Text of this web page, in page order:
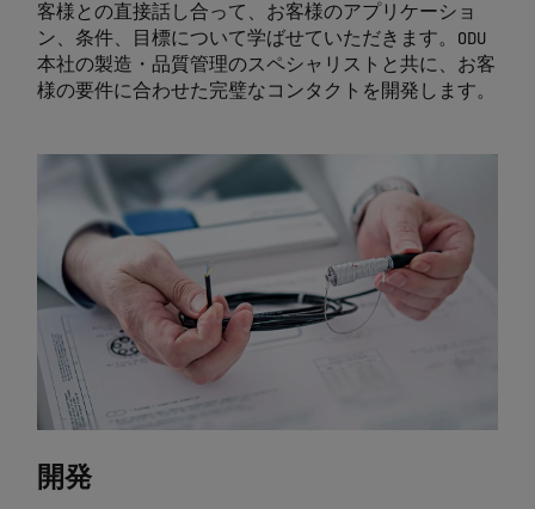
客様との直接話し合って、お客様のアプリケーショ
ン、条件、目標について学ばせていただきます。ODU
本社の製造・品質管理のスペシャリストと共に、お客
様の要件に合わせた完璧なコンタクトを開発します。
開発